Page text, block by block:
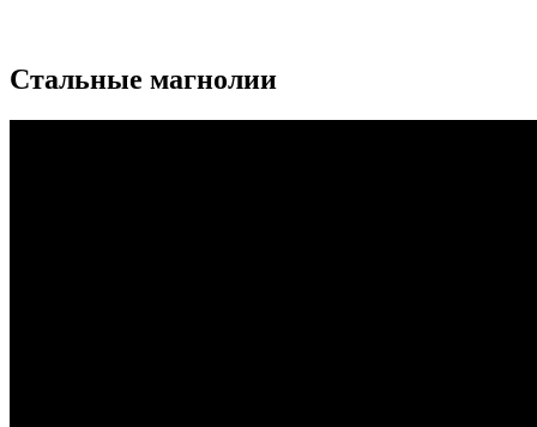
Стальные магнолии